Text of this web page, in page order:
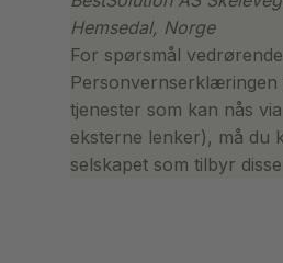
Hemsedal, Norge
For spørsmål vedrørende
tjenester som kan nås
eksterne lenker), må du
selskapet som tilbyr